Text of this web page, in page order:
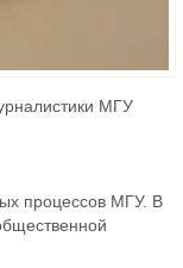
МГУ
процессов МГУ. В